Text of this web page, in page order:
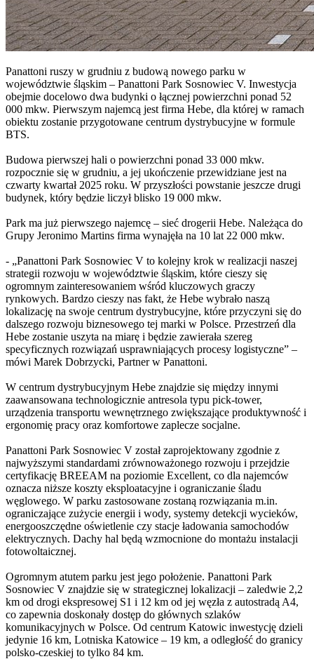
Panattoni ruszy w grudniu z budową nowego parku w
województwie śląskim – Panattoni Park Sosnowiec V. Inwestycja
obejmie docelowo dwa budynki o łącznej powierzchni ponad 52
000 mkw. Pierwszym najemcą jest firma Hebe, dla której w ramach
obiektu zostanie przygotowane centrum dystrybucyjne w formule
BTS.
Budowa pierwszej hali o powierzchni ponad 33 000 mkw.
rozpocznie się w grudniu, a jej ukończenie przewidziane jest na
czwarty kwartał 2025 roku. W przyszłości powstanie jeszcze drugi
budynek, który będzie liczył blisko 19 000 mkw.
Park ma już pierwszego najemcę – sieć drogerii Hebe. Należąca do
Grupy Jeronimo Martins firma wynajęła na 10 lat 22 000 mkw.
- „Panattoni Park Sosnowiec V to kolejny krok w realizacji naszej
strategii rozwoju w województwie śląskim, które cieszy się
ogromnym zainteresowaniem wśród kluczowych graczy
rynkowych. Bardzo cieszy nas fakt, że Hebe wybrało naszą
lokalizację na swoje centrum dystrybucyjne, które przyczyni się do
dalszego rozwoju biznesowego tej marki w Polsce. Przestrzeń dla
Hebe zostanie uszyta na miarę i będzie zawierała szereg
specyficznych rozwiązań usprawniających procesy logistyczne” –
mówi Marek Dobrzycki, Partner w Panattoni.
W centrum dystrybucyjnym Hebe znajdzie się między innymi
zaawansowana technologicznie antresola typu pick-tower,
urządzenia transportu wewnętrznego zwiększające produktywność i
ergonomię pracy oraz komfortowe zaplecze socjalne.
Panattoni Park Sosnowiec V został zaprojektowany zgodnie z
najwyższymi standardami zrównoważonego rozwoju i przejdzie
certyfikację BREEAM na poziomie Excellent, co dla najemców
oznacza niższe koszty eksploatacyjne i ograniczanie śladu
węglowego. W parku zastosowane zostaną rozwiązania m.in.
ograniczające zużycie energii i wody, systemy detekcji wycieków,
energooszczędne oświetlenie czy stacje ładowania samochodów
elektrycznych. Dachy hal będą wzmocnione do montażu instalacji
fotowoltaicznej.
Ogromnym atutem parku jest jego położenie. Panattoni Park
Sosnowiec V znajdzie się w strategicznej lokalizacji – zaledwie 2,2
km od drogi ekspresowej S1 i 12 km od jej węzła z autostradą A4,
co zapewnia doskonały dostęp do głównych szlaków
komunikacyjnych w Polsce. Od centrum Katowic inwestycję dzieli
jedynie 16 km, Lotniska Katowice – 19 km, a odległość do granicy
polsko-czeskiej to tylko 84 km.